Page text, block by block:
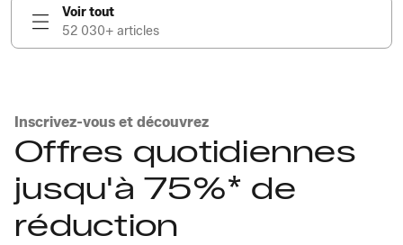
Voir tout
52 030+ articles
Inscrivez-vous et découvrez
Offres quotidiennes
jusqu'à 75%* de
réduction